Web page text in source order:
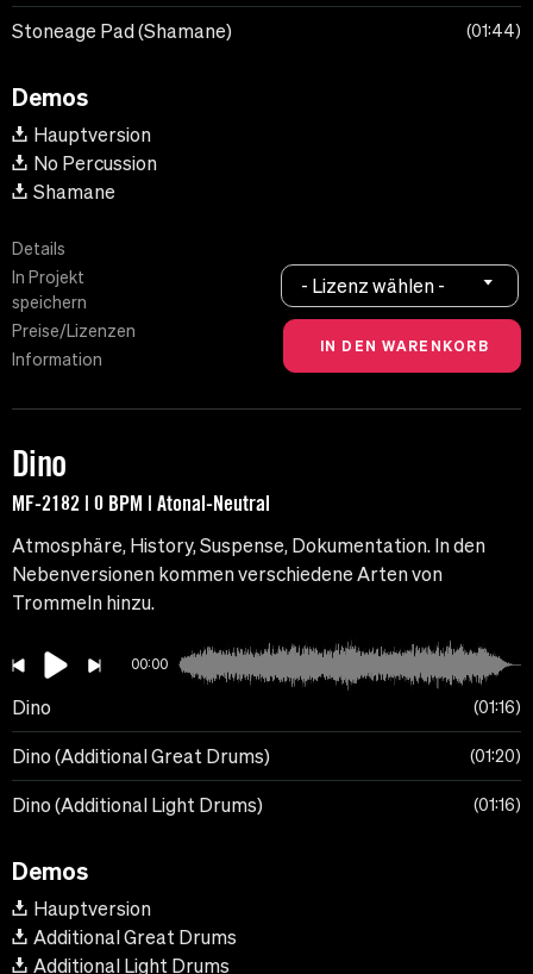
Stoneage Pad (Shamane) 01:44
Demos
Hauptversion
No Percussion
Shamane
Details
In Projekt
speichern
Preise/Lizenzen
Information
- Lizenz wählen -
Dino
MF-2182 | 0 BPM | Atonal-Neutral
Atmosphäre, History, Suspense, Dokumentation. In den
Nebenversionen kommen verschiedene Arten von
Trommeln hinzu.
00:00
Dino 01:16
Dino (Additional Great Drums) 01:20
Dino (Additional Light Drums) 01:16
Demos
Hauptversion
Additional Great Drums
Additional Light Drums